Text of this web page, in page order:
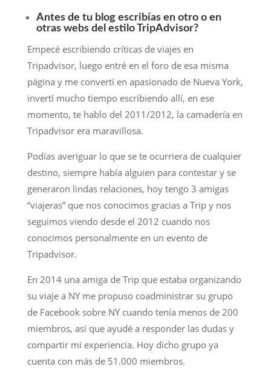
Antes de tu blog escribías en otro o en
otras webs del estilo TripAdvisor?
Empecé escribiendo críticas de viajes en
Tripadvisor, luego entré en el foro de esa misma
página y me convertí en apasionado de Nueva York,
invertí mucho tiempo escribiendo allí, en ese
momento, te hablo del 2011/2012, la camadería en
Tripadvisor era maravillosa.
Podías averiguar lo que se te ocurriera de cualquier
destino, siempre había alguien para contestar y se
generaron lindas relaciones, hoy tengo 3 amigas
“viajeras” que nos conocimos gracias a Trip y nos
seguimos viendo desde el 2012 cuando nos
conocimos personalmente en un evento de
Tripadvisor.
En 2014 una amiga de Trip que estaba organizando
su viaje a NY me propuso coadministrar su grupo
de Facebook sobre NY cuando tenía menos de 200
miembros, así que ayudé a responder las dudas y
compartir mi experiencia. Hoy dicho grupo ya
cuenta con más de 51.000 miembros.